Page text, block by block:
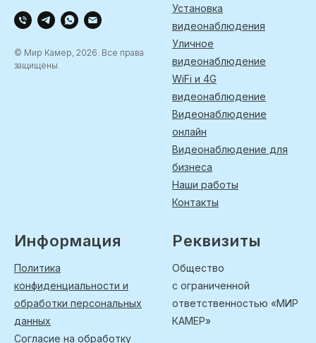
© Мир Камер, 2026. Все права
защищены.
Установка
видеонаблюдения
Уличное
видеонаблюдение
WiFi и 4G
видеонаблюдение
Видеонаблюдение
онлайн
Видеонаблюдение для
бизнеса
Наши работы
Контакты
Информация
Политика
конфиденциальности и
обработки персональных
данных
Согласие на обработку
Реквизиты
Общество
с ограниченной
ответственностью «МИР
КАМЕР»